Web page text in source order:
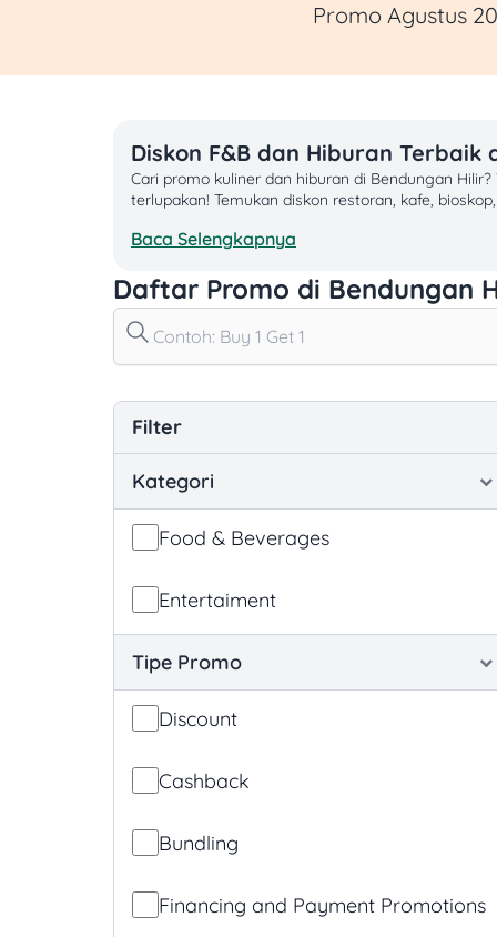
Promo Agustus
Diskon F&B dan Hiburan
Cari promo kuliner dan hiburan di Bendungan
terlupakan! Temukan diskon restoran, kafe,
🍽️ Promo Kuliner Hemat di Bendungan Hilir
Diskon besar di restoran ternama
Paket hemat keluarga, promo weekend,
Promo karaoke, escape room, dan atraksi
Penawaran eksklusif untuk rekreasi indoor
💳 Keuntungan Ekstra dengan Promo Bank & e-
Voucher belanja untuk member baru dan
🔍 Temukan Promo Terlengkap di Bendungan
Jangan tunggu lagi - hemat lebih banyak untuk
Baca Selengkapnya
Daftar Promo di Bendungan
Filter
Kategori
Food & Beverages
Entertaiment
Tipe Promo
Discount
Cashback
Bundling
Financing and Payment Promotions